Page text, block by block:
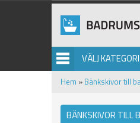
VÄLJ KATEGORI
Hem » Bänkskivor till
BÄNKSKIVOR TILL